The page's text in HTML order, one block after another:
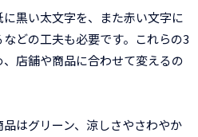
黒い太文字を、また赤い文字に
どの工夫も必要です。これらの3
店舗や商品に合わせて変えるの
はグリーン、涼しさやさわやか